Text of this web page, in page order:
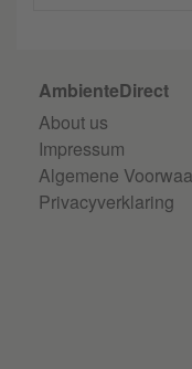
AmbienteDirect
About us
Impressum
Algemene
Privacyverklaring